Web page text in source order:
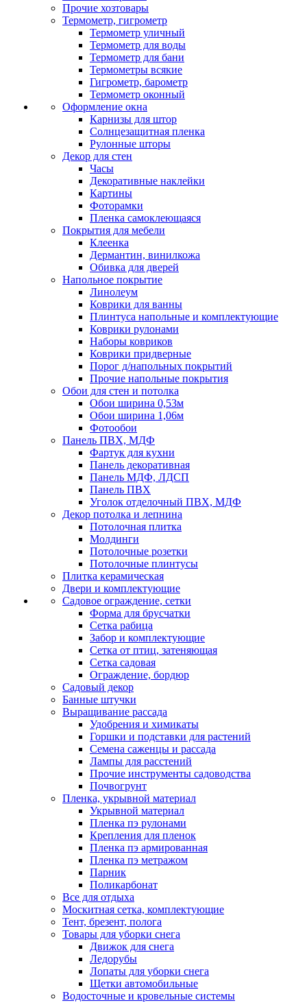
Прочие хозтовары
Термометр, гигрометр
Термометр уличный
Термометр для воды
Термометр для бани
Термометры всякие
Гигрометр, барометр
Термометр оконный
Оформление окна
Карнизы для штор
Солнцезащитная пленка
Рулонные шторы
Декор для стен
Часы
Декоративные наклейки
Картины
Фоторамки
Пленка самоклеющаяся
Покрытия для мебели
Клеенка
Дермантин, винилкожа
Обивка для дверей
Напольное покрытие
Линолеум
Коврики для ванны
Плинтуса напольные и комплектующие
Коврики рулонами
Наборы ковриков
Коврики придверные
Порог д/напольных покрытий
Прочие напольные покрытия
Обои для стен и потолка
Обои ширина 0,53м
Обои ширина 1,06м
Фотообои
Панель ПВХ, МДФ
Фартук для кухни
Панель декоративная
Панель МДФ, ЛДСП
Панель ПВХ
Уголок отделочный ПВХ, МДФ
Декор потолка и лепнина
Потолочная плитка
Молдинги
Потолочные розетки
Потолочные плинтусы
Плитка керамическая
Двери и комплектующие
Садовое ограждение, сетки
Форма для брусчатки
Сетка рабица
Забор и комплектующие
Сетка от птиц, затеняющая
Сетка садовая
Ограждение, бордюр
Садовый декор
Банные штучки
Выращивание рассада
Удобрения и химикаты
Горшки и подставки для растений
Семена саженцы и рассада
Лампы для расстений
Прочие инструменты садоводства
Почвогрунт
Пленка, укрывной материал
Укрывной материал
Пленка пэ рулонами
Крепления для пленок
Пленка пэ армированная
Пленка пэ метражом
Парник
Поликарбонат
Все для отдыха
Москитная сетка, комплектующие
Тент, брезент, полога
Товары для уборки снега
Движок для снега
Ледорубы
Лопаты для уборки снега
Щетки автомобильные
Водосточные и кровельные системы